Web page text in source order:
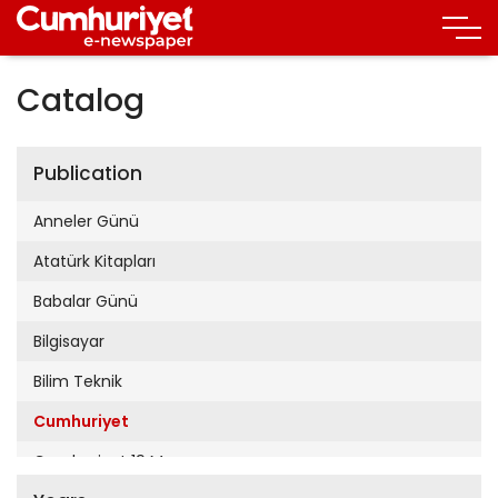
Catalog
Publication
Anneler Günü
Atatürk Kitapları
Babalar Günü
Bilgisayar
Bilim Teknik
Cumhuriyet
Cumhuriyet 19 Mayıs